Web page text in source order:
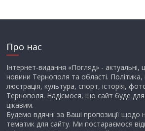
Про нас
Інтернет-видання «Погляд» - актуальні,
новини Тернополя та області. Політика,
люстрація, культура, спорт, історія,
Тернополя. Надіємося, що сайт буде
цікавим.
Будемо вдячні за Ваші пропозиції щодо
тематик для сайту. Ми постараємося